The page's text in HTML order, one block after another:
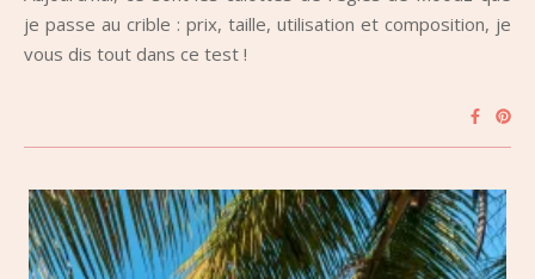
je passe au crible : prix, taille, utilisation et composition, je
vous dis tout dans ce test !